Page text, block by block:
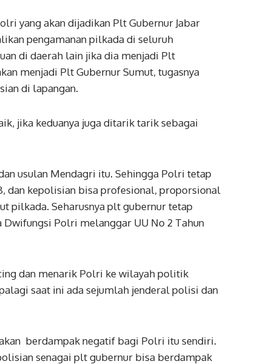
yang akan dijadikan Plt Gubernur Jabar
pengamanan pilkada di seluruh
di daerah lain jika dia menjadi Plt
menjadi Plt Gubernur Sumut, tugasnya
di lapangan.
jika keduanya juga ditarik tarik sebagai
usulan Mendagri itu. Sehingga Polri tetap
dan kepolisian bisa profesional, proporsional
pilkada. Seharusnya plt gubernur tetap
Polri melanggar UU No 2 Tahun
dan menarik Polri ke wilayah politik
saat ini ada sejumlah jenderal polisi dan
berdampak negatif bagi Polri itu sendiri.
senagai plt gubernur bisa berdampak